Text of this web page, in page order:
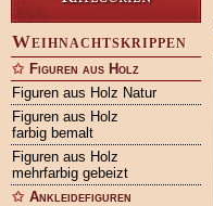
Weihnachtskrippen
Figuren aus Holz
Figuren aus Holz Natur
Figuren aus Holz
farbig bemalt
Figuren aus Holz
mehrfarbig gebeizt
Ankleidefiguren